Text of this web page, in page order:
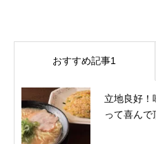
おすすめ記事1
立地良好！
って喜んで